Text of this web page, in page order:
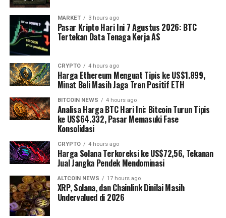
MARKET 3 hours ago
Pasar Kripto Hari Ini 7 Agustus 2026: BTC
Tertekan Data Tenaga Kerja AS
CRYPTO 4 hours ago
Harga Ethereum Menguat Tipis ke US$1.899,
Minat Beli Masih Jaga Tren Positif ETH
BITCOIN NEWS 4 hours ago
Analisa Harga BTC Hari Ini: Bitcoin Turun Tipis
ke US$64.332, Pasar Memasuki Fase
Konsolidasi
CRYPTO 4 hours ago
Harga Solana Terkoreksi ke US$72,56, Tekanan
Jual Jangka Pendek Mendominasi
ALTCOIN NEWS 17 hours ago
XRP, Solana, dan Chainlink Dinilai Masih
Undervalued di 2026